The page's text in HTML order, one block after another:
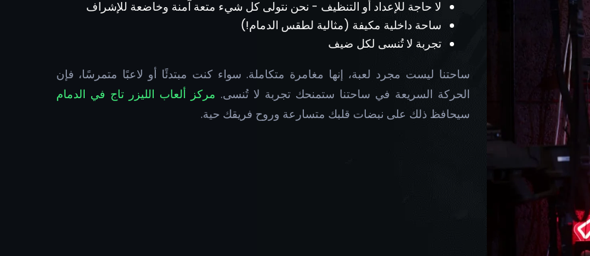
لا حاجة للإعداد أو التنظيف - نحن نتولى كل شيء متعة آمنة وخاضعة للإشراف
ساحة داخلية مكيفة (مثالية لطقس الدمام!)
تجربة لا تُنسى لكل ضيف
ساحتنا ليست مجرد لعبة، إنها مغامرة متكاملة. سواء كنت مبتدئًا أو لاعبًا متمرسًا، فإن
الحركة السريعة في ساحتنا ستمنحك تجربة لا تُنسى. مركز ألعاب الليزر تاج في الدمام
سيحافظ ذلك على نبضات قلبك متسارعة وروح فريقك حية.